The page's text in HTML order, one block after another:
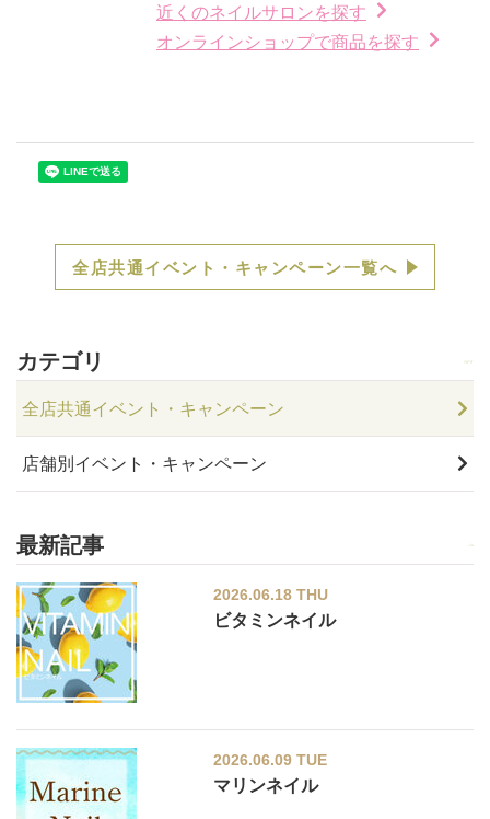
近くのネイルサロンを探す
オンラインショップで商品を探す
全店共通イベント・キャンペーン一覧へ
カテゴリ
全店共通イベント・キャンペーン
店舗別イベント・キャンペーン
最新記事
2026.06.18 THU
ビタミンネイル
2026.06.09 TUE
マリンネイル